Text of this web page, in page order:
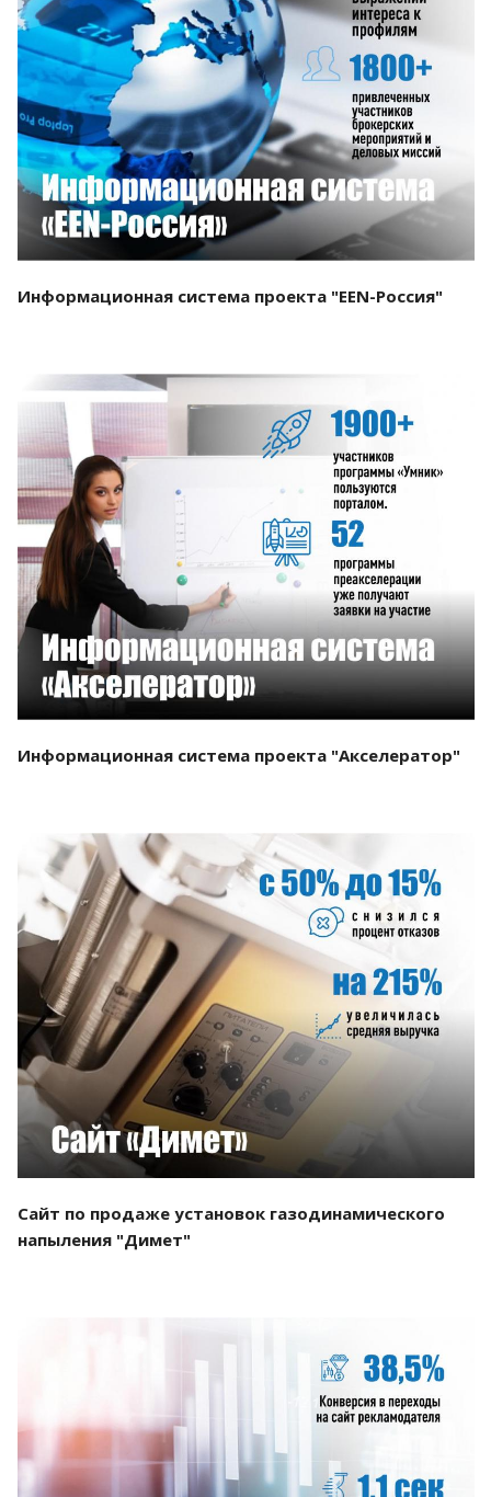
Смотреть проект
Информационная система проекта "EEN-Россия"
Смотреть проект
Информационная система проекта "Акселератор"
Смотреть проект
Сайт по продаже установок газодинамического
напыления "Димет"